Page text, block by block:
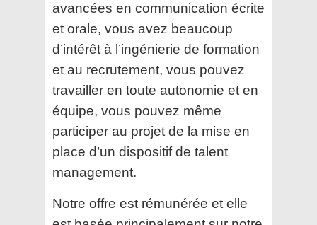
avancées en communication écrite
et orale, vous avez beaucoup
d’intérêt à l’ingénierie de formation
et au recrutement, vous pouvez
travailler en toute autonomie et en
équipe, vous pouvez même
participer au projet de la mise en
place d’un dispositif de talent
management.
Notre offre est rémunérée et elle